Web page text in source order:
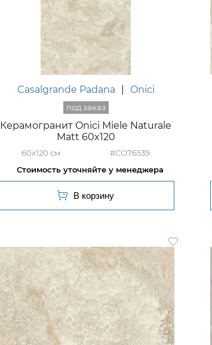
Casalgrande Padana Onici
Керамогранит Onici Miele Naturale
Matt 60x120
60x120 #CO76539